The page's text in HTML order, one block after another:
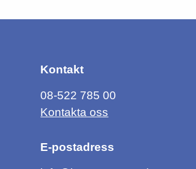
Kontakt
08-522 785 00
Kontakta oss
E-postadress